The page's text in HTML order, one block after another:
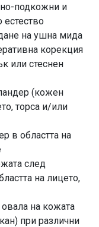
подкожни и
естество
на ушна мида
корекция
или стеснен
(кожен
торса и/или
в областта на
след
на лицето,
на кожата
при различни